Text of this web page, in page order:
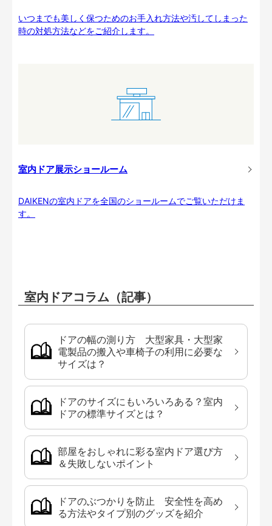
いつまでも美しく保つためのお手入れ方法や汚してしまった
時の対処方法などをご紹介します。
室内ドア展示ショールーム
DAIKENの室内ドアを全国のショールームでご覧いただけま
す。
室内ドアコラム（記事）
ドアの幅の測り方 大型家具・大型家
電製品の搬入や車椅子の利用に必要な
サイズは？
ドアのサイズにもいろいろある？室内
ドアの標準サイズとは？
部屋をおしゃれに彩る室内ドア選び方
＆失敗しないポイント
ドアのぶつかりを防止 安全性を高め
る方法やタイプ別のグッズを紹介